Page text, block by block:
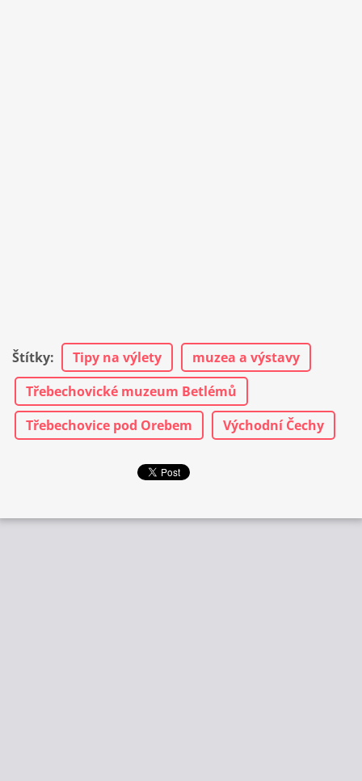
Štítky: Tipy na výlety
muzea a výstavy
Třebechovické muzeum Betlémů
Třebechovice pod Orebem
Východní Čechy